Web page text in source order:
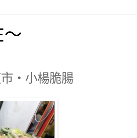
～
市‧小楊脆腸